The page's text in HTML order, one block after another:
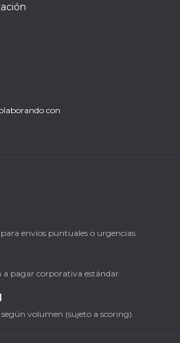
con
envíos puntuales o urgencias.
pagar corporativa estándar.
volumen (sujeto a scoring).